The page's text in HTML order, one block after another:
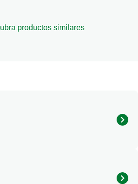
productos similares